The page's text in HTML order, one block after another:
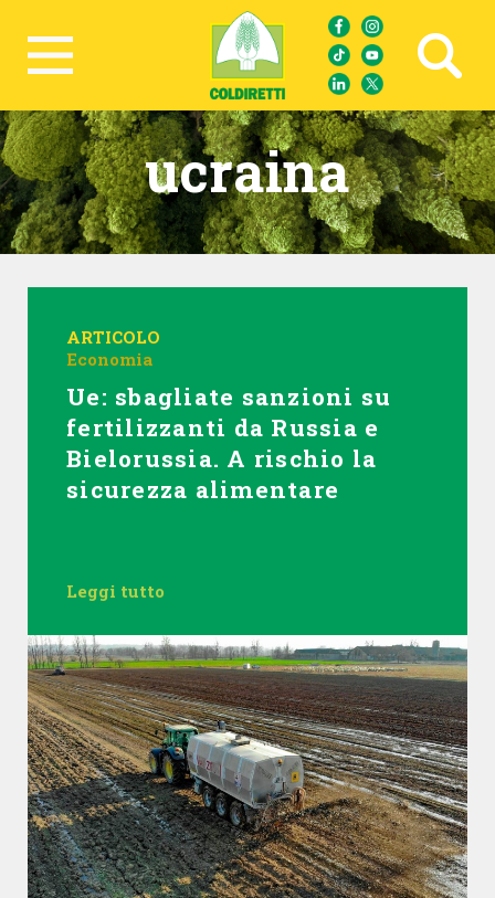
Ricerca avanzata
ucraina
ARTICOLO
Economia
Ue: sbagliate sanzioni su
fertilizzanti da Russia e
Bielorussia. A rischio la
sicurezza alimentare
Leggi tutto